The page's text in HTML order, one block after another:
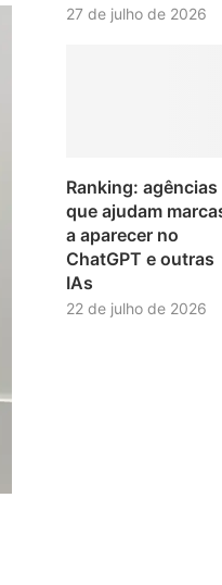
27 de julho de 2026
Ranking: agências
que ajudam
a aparecer no
ChatGPT e outras
IAs
22 de julho de 2026